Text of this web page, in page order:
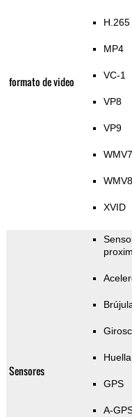
formato de video
H.265
MP4
VC-1
VP8
VP9
WMV7
WMV8
XVID
Sensores
GPS
A-